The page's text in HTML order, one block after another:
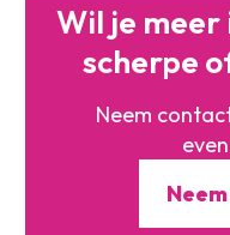
Wil je
scherpe
Neem